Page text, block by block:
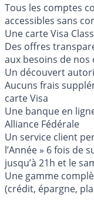
Tous les comptes
accessibles sans
Une carte Visa
Des offres
aux besoins de nos
Un découvert
Aucuns frais
carte Visa
Une banque en
Alliance Fédérale
Un service client
l’Année » 6 fois de
jusqu’à 21h et le
Une gamme
(crédit, épargne,